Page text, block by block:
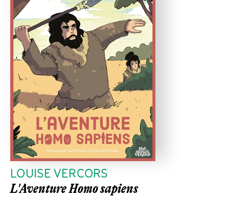
LOUISE VERCORS
L'Aventure Homo sapiens